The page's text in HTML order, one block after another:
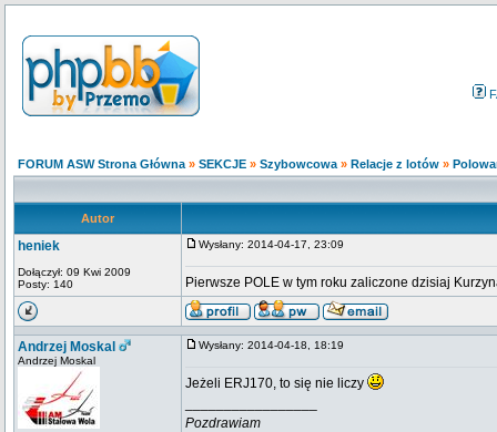
FORUM ASW Strona Główna » SEKCJE » Szybowcowa » Relacje z lotów »
Autor
heniek
Dołączył: 09 Kwi 2009
Posty: 140
Wysłany: 2014-04-17, 23:09
Pierwsze POLE w tym roku zaliczone dzisiaj
Andrzej Moskal
Andrzej Moskal
Wysłany: 2014-04-18, 18:19
Jeżeli ERJ170, to się nie liczy
Pozdrawiam